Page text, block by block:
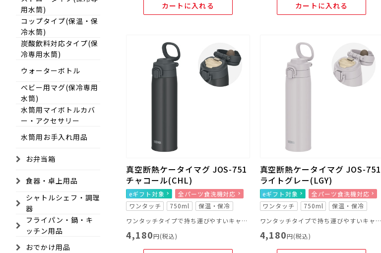
用水筒)
コップタイプ(保温・保
冷水筒)
炭酸飲料対応タイプ(保
冷専用水筒)
ウォーターボトル
ベビー用マグ(保冷専用
水筒)
水筒用マイボトルカバ
ー・アクセサリー
水筒用お手入れ用品
お弁当箱
食器・卓上用品
シャトルシェフ・調理
器
フライパン・鍋・キ
ッチン用品
おでかけ用品
カートに入れる カートに入れる
真空断熱ケータイマグ JOS-751
チャコール(CHL)
eギフト対象
全パーツ食洗機対応
ワンタッチ
750ml
保温・保冷
ワンタッチタイプで持ち運びやすいキャリーループ付きのマグ
4,180円(税込)
真空断熱ケータイマグ JOS-751
ライトグレー(LGY)
eギフト対象
全パーツ食洗機対応
ワンタッチ
750ml
保温・保冷
ワンタッチタイプで持ち運びやすいキャリーループ付きのマグ
4,180円(税込)